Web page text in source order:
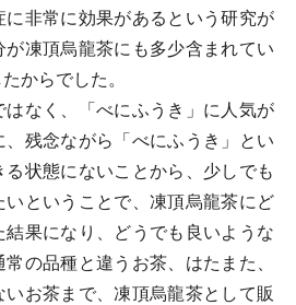
に非常に効果があるという研究が
凍頂烏龍茶にも多少含まれてい
からでした。
なく、「べにふうき」に人気が
残念ながら「べにふうき」とい
る状態にないことから、少しでも
ということで、凍頂烏龍茶にど
結果になり、どうでも良いような
の品種と違うお茶、はたまた、
お茶まで、凍頂烏龍茶として販